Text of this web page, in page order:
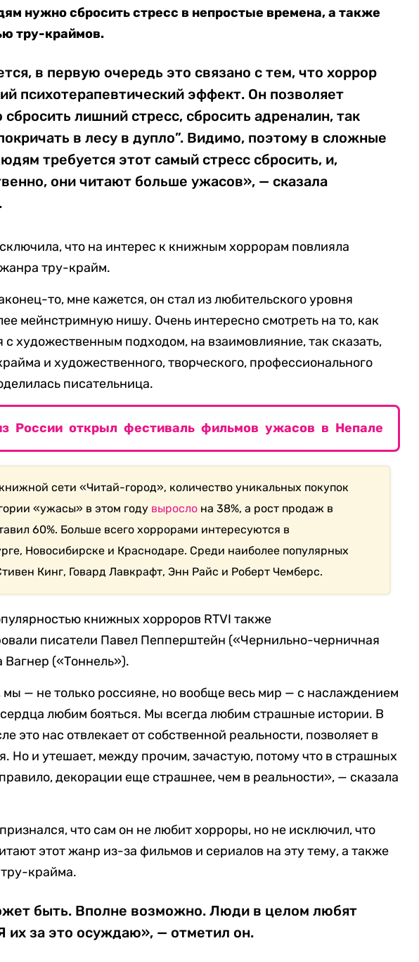
нужно сбросить стресс в непростые времена, а также
тру-краймов.
в первую очередь это связано с тем, что хоррор
психотерапевтический эффект. Он позволяет
сбросить лишний стресс, сбросить адреналин, так
в лесу в дупло”. Видимо, поэтому в сложные
требуется этот самый стресс сбросить, и,
они читают больше ужасов», — сказала
что на интерес к книжным хоррорам повлияла
тру-крайм.
то, мне кажется, он стал из любительского уровня
мейнстримную нишу. Очень интересно смотреть на то, как
с художественным подходом, на взаимовлияние, так сказать,
и художественного, творческого, профессионального
писательница.
России открыл фестиваль фильмов ужасов в Непале
сети «Читай-город», количество уникальных покупок
«ужасы» в этом году выросло на 38%, а рост продаж в
60%. Больше всего хоррорами интересуются в
Новосибирске и Краснодаре. Среди наиболее популярных
Кинг, Говард Лавкрафт, Энн Райс и Роберт Чемберс.
книжных хорроров RTVI также
писатели Павел Пепперштейн («Чернильно-черничная
Вагнер («Тоннель»).
— не только россияне, но вообще весь мир — с наслаждением
любим бояться. Мы всегда любим страшные истории. В
это нас отвлекает от собственной реальности, позволяет в
Но и утешает, между прочим, зачастую, потому что в страшных
декорации еще страшнее, чем в реальности», — сказала
что сам он не любит хорроры, но не исключил, что
этот жанр из-за фильмов и сериалов на эту тему, а также
крайма.
быть. Вполне возможно. Люди в целом любят
их за это осуждаю», — отметил он.